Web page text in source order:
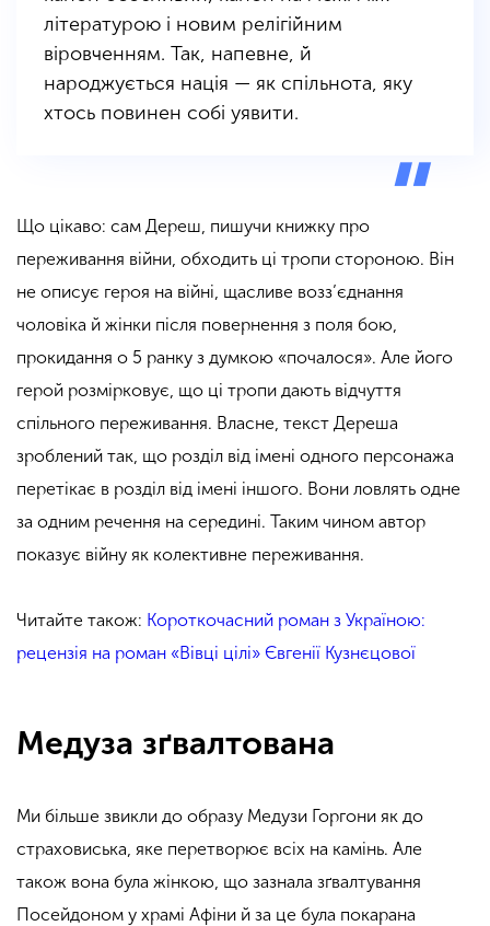
літературою і новим релігійним
віровченням. Так, напевне, й
народжується нація — як спільнота, яку
хтось повинен собі уявити.
Що цікаво: сам Дереш, пишучи книжку про
переживання війни, обходить ці тропи стороною. Він
не описує героя на війні, щасливе возз’єднання
чоловіка й жінки після повернення з поля бою,
прокидання о 5 ранку з думкою «почалося». Але його
герой розмірковує, що ці тропи дають відчуття
спільного переживання. Власне, текст Дереша
зроблений так, що розділ від імені одного персонажа
перетікає в розділ від імені іншого. Вони ловлять одне
за одним речення на середині. Таким чином автор
показує війну як колективне переживання.
Читайте також: Короткочасний роман з Україною:
рецензія на роман «Вівці цілі» Євгенії Кузнєцової
Медуза зґвалтована
Ми більше звикли до образу Медузи Горгони як до
страховиська, яке перетворює всіх на камінь. Але
також вона була жінкою, що зазнала зґвалтування
Посейдоном у храмі Афіни й за це була покарана